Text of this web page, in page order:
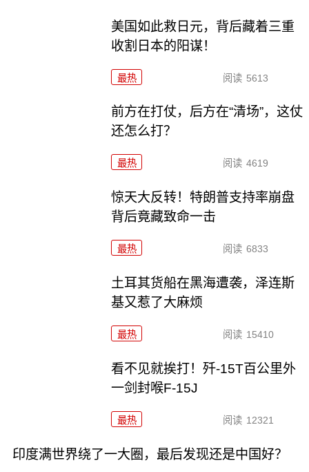
美国如此救日元，背后藏着三重
收割日本的阳谋！
最热 阅读 5613
前方在打仗，后方在“清场”，这仗
还怎么打？
最热 阅读 4619
惊天大反转！特朗普支持率崩盘
背后竟藏致命一击
最热 阅读 6833
土耳其货船在黑海遭袭，泽连斯
基又惹了大麻烦
最热 阅读 15410
看不见就挨打！歼-15T百公里外
一剑封喉F-15J
最热 阅读 12321
印度满世界绕了一大圈，最后发现还是中国好？